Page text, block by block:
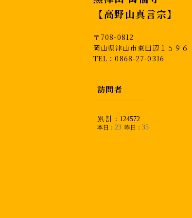
【高野山真言宗】
〒708-0812
岡山県津山市東田辺１５９６
TEL：0868-27-0316
訪問者